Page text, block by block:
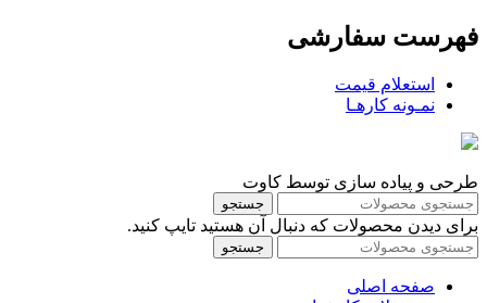
فهرست سفارشی
استعلام قیمت
نمـونه کارهـا
طرحی و پیاده سازی توسط کاوت
جستجو
برای دیدن محصولات که دنبال آن هستید تایپ کنید.
جستجو
صفحه اصلی